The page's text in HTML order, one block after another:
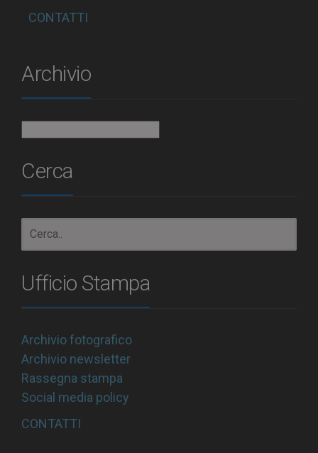
CONTATTI
Archivio
Cerca
Ufficio Stampa
Archivio fotografico
Archivio newsletter
Rassegna stampa
Social media policy
CONTATTI